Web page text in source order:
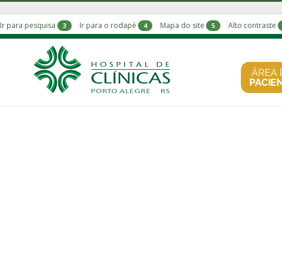
Ir para pesquisa 3 Ir para o rodapé 4 Mapa do site 5 Alto contraste